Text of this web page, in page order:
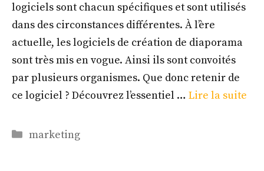
logiciels sont chacun spécifiques et sont utilisés
dans des circonstances différentes. À l’ère
actuelle, les logiciels de création de diaporama
sont très mis en vogue. Ainsi ils sont convoités
par plusieurs organismes. Que donc retenir de
ce logiciel ? Découvrez l’essentiel … Lire la suite
Catégories
marketing